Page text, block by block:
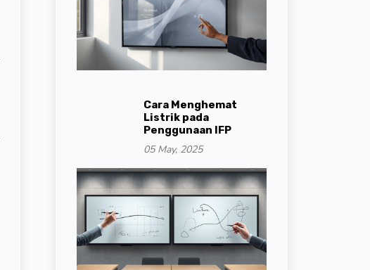
Cara Menghemat
Listrik pada
Penggunaan IFP
05 May, 2025